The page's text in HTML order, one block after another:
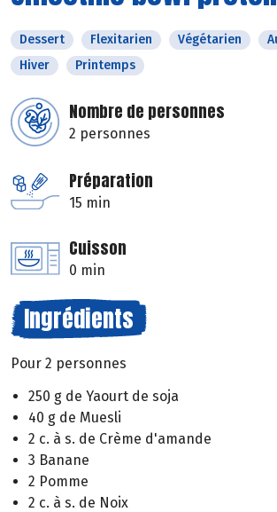
Dessert Flexitarien Végétarien
Hiver
Printemps
Nombre de personnes
2 personnes
Préparation
15 min
Cuisson
0 min
Ingrédients
Pour 2 personnes
250 g de Yaourt de soja
40 g de Muesli
2 c. à s. de Crème d'amande
3 Banane
2 Pomme
2 c. à s. de Noix